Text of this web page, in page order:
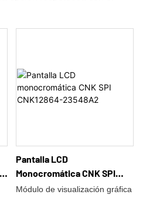
Pantalla LCD
Monocromática CNK SPI
CNK12864-23548A2
Módulo de visualización gráfica